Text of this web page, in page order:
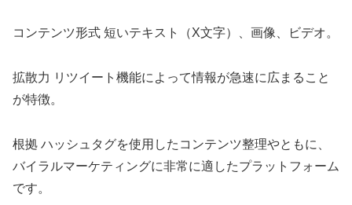
コンテンツ形式 短いテキスト（X文字）、画像、ビデオ。
拡散力 リツイート機能によって情報が急速に広まること
が特徴。
根拠 ハッシュタグを使用したコンテンツ整理やともに、
バイラルマーケティングに非常に適したプラットフォーム
です。